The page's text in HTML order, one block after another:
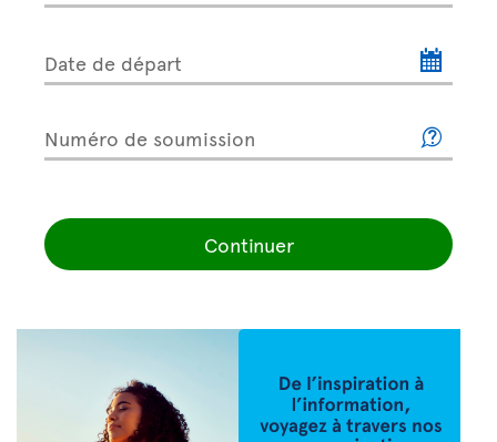
Date de départ
Numéro de soumission
Continuer